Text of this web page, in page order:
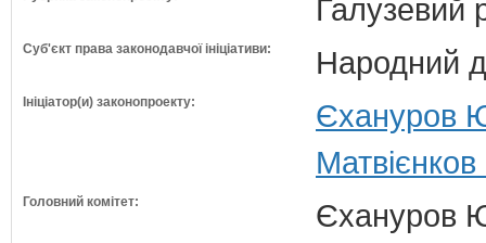
Галузевий
Суб'єкт права законодавчої ініціативи: Народний
Ініціатор(и) законопроекту:
Єхануров
Головний комітет:
Єхануров